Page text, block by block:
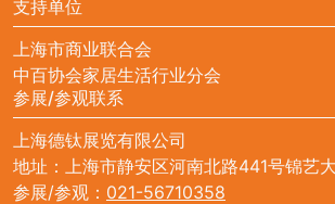
支持单位
上海市商业联合会
中百协会家居生活行业分会
参展/参观联系
上海德钛展览有限公司
地址：上海市静安区河南北路441号锦艺
参展/参观： 021-56710358